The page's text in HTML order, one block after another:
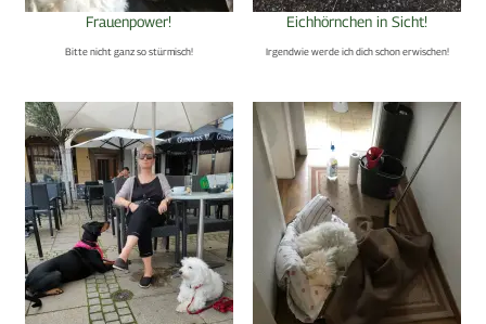
Frauenpower!
Bitte nicht ganz so stürmisch!
Eichhörnchen in Sicht!
Irgendwie werde ich dich schon erwischen!